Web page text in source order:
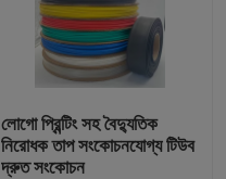
লোগো প্রিন্টিং সহ বৈদ্যুতিক
নিরোধক তাপ সংকোচনযোগ্য টিউব
দ্রুত সংকোচন